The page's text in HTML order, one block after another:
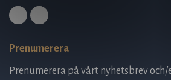
Prenumerera
Prenumerera på vårt nyhetsbrev och/